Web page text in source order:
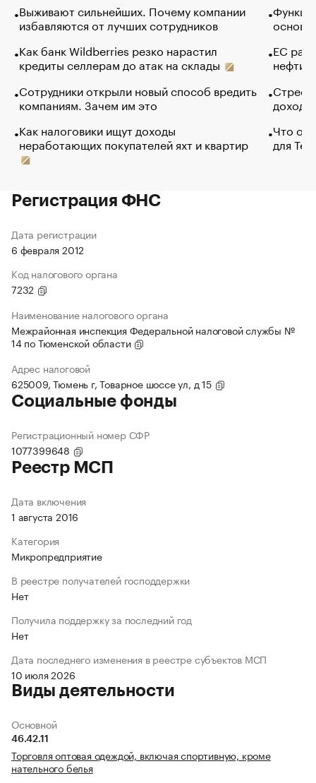
Выживают сильнейших. Почему компании
избавляются от лучших сотрудников
Как банк Wildberries резко нарастил
кредиты селлерам до атак на склады
Сотрудники открыли новый способ вредить
компаниям. Зачем им это
Как налоговики ищут доходы
неработающих покупателей яхт и квартир
основ
ЕС
нефти
Что
для
Регистрация ФНС
Дата регистрации
6 февраля 2012
Код налогового органа
7232
Наименование налогового органа
Межрайонная инспекция Федеральной налоговой службы №
14 по Тюменской области
Адрес налоговой
625009, Тюмень г, Товарное шоссе ул, д 15
Социальные фонды
Регистрационный номер СФР
1077399648
Реестр МСП
Дата включения
1 августа 2016
Категория
Микропредприятие
В реестре получателей господдержки
Нет
Получила поддержку за последний год
Нет
Дата последнего изменения в реестре субъектов МСП
10 июля 2026
Виды деятельности
Основной
46.42.11
Торговля оптовая одеждой, включая спортивную, кроме
нательного белья